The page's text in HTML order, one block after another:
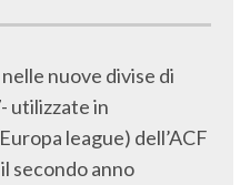
nuove divise di
utilizzate in
league) dell’ACF
secondo anno